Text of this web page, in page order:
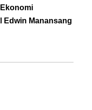
Edwin Manansang